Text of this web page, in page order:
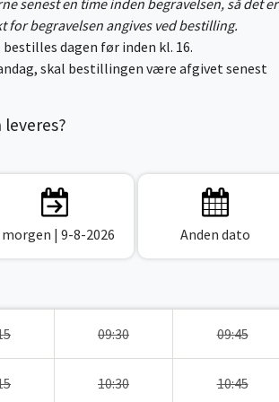
senest en time inden begravelsen, så det er
begravelsen angives ved bestilling.
dagen før inden kl. 16.
skal bestillingen være afgivet senest
| 9-8-2026 Anden dato
09:30 09:45
10:30 10:45